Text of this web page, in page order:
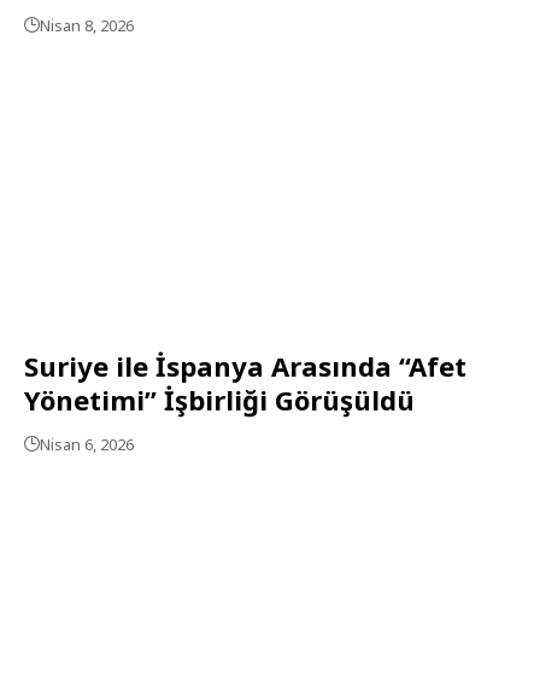
Nisan 8, 2026
Suriye ile İspanya Arasında “Afet
Yönetimi” İşbirliği Görüşüldü
Nisan 6, 2026